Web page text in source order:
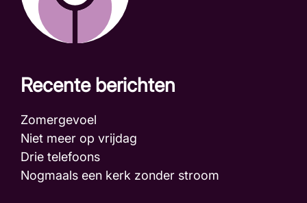
Recente berichten
Zomergevoel
Niet meer op vrijdag
Drie telefoons
Nogmaals een kerk zonder stroom